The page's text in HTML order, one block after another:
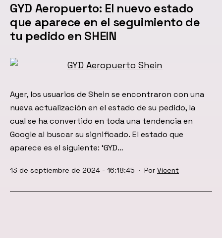
GYD Aeropuerto: El nuevo estado
que aparece en el seguimiento de
tu pedido en SHEIN
Ayer, los usuarios de Shein se encontraron con una
nueva actualización en el estado de su pedido, la
cual se ha convertido en toda una tendencia en
Google al buscar su significado. El estado que
aparece es el siguiente: ‘GYD…
Publicada
13 de septiembre de 2024 - 16:18:45 Por Vicent